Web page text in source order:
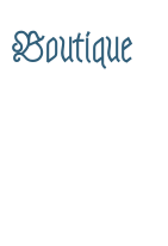
Boutique